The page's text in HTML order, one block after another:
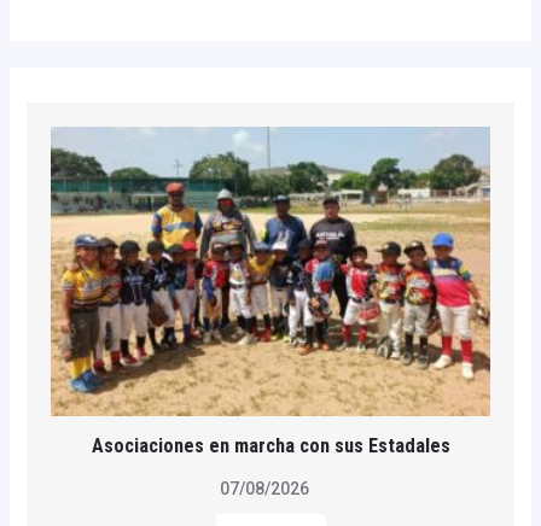
Asociaciones en marcha con sus Estadales
07/08/2026